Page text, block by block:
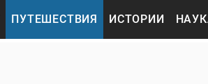
ПУТЕШЕСТВИЯ ИСТОРИИ